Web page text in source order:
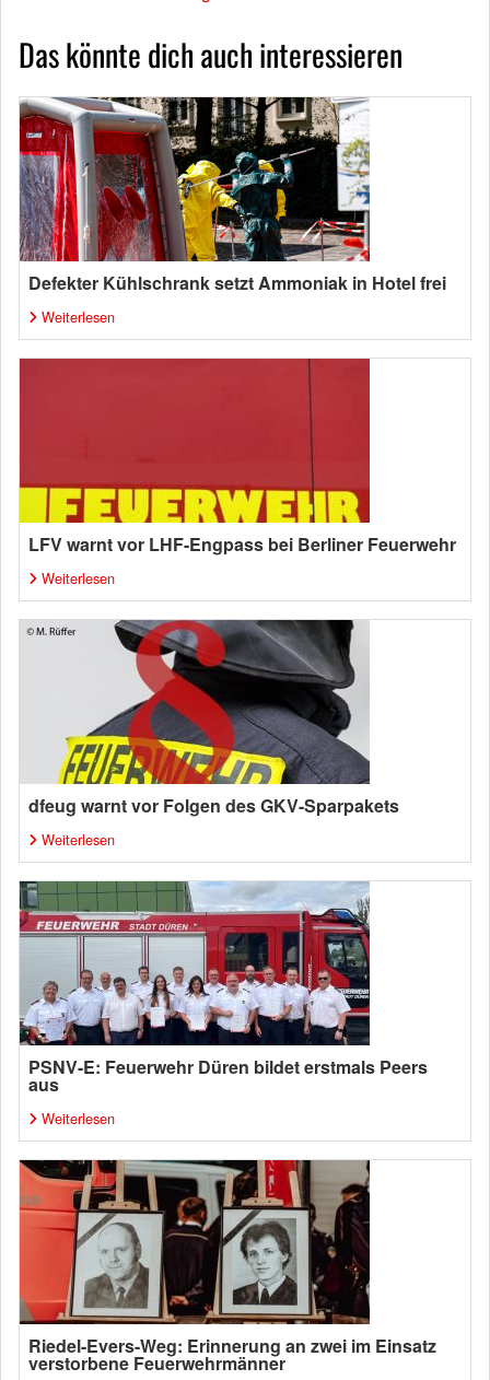
Das könnte dich auch interessieren
Defekter Kühlschrank setzt Ammoniak in Hotel frei
Weiterlesen
LFV warnt vor LHF-Engpass bei Berliner Feuerwehr
Weiterlesen
dfeug warnt vor Folgen des GKV-Sparpakets
Weiterlesen
PSNV-E: Feuerwehr Düren bildet erstmals Peers
aus
Weiterlesen
Riedel-Evers-Weg: Erinnerung an zwei im Einsatz
verstorbene Feuerwehrmänner